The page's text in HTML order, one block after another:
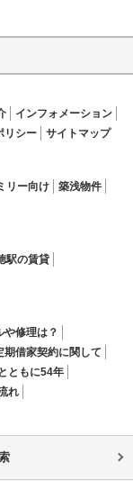
インフォメーション
リシー サイトマップ
リー向け
築浅物件
駅の賃貸
や修理は？
期借家契約に関して
ともに54年
れ